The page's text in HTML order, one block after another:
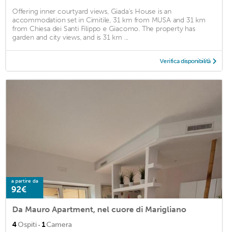
Offering inner courtyard views, Giada's House is an
accommodation set in Cimitile, 31 km from MUSA and 31 km
from Chiesa dei Santi Filippo e Giacomo. The property has
garden and city views, and is 31 km ...
Verifica disponibilità
a partire da
92€
Da Mauro Apartment, nel cuore di Marigliano
4Ospiti · 1Camera